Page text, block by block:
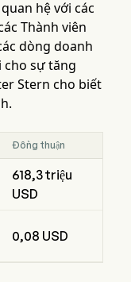
hệ với các
Thành viên
dòng doanh
sự tăng
Stern cho biết
Đồng thuận
618,3 triệu
USD
0,08 USD